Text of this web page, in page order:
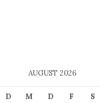
AUGUST 2026
D M D F S